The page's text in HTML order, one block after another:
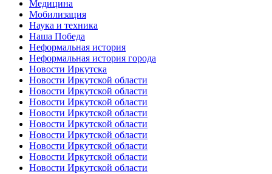
Медицина
Мобилизация
Наука и техника
Наша Победа
Неформальная история
Неформальная история города
Новости Иркутска
Новости Иркутской области
Новости Иркутской области
Новости Иркутской области
Новости Иркутской области
Новости Иркутской области
Новости Иркутской области
Новости Иркутской области
Новости Иркутской области
Новости Иркутской области